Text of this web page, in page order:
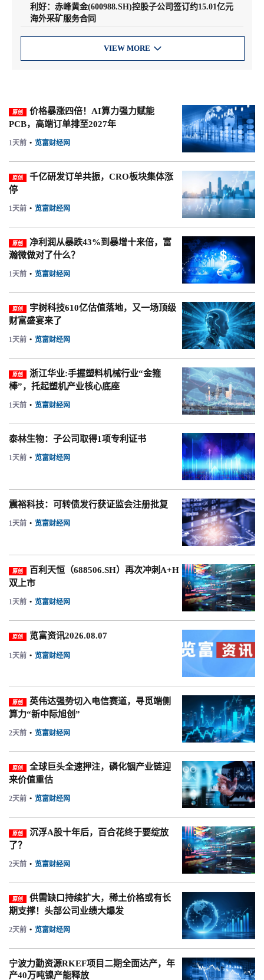
利好：赤峰黄金(600988.SH)控股子公司签订约15.01亿元
海外采矿服务合同
VIEW MORE 
原创
价格暴涨四倍！AI算力强力赋能
PCB，高端订单排至2027年
1天前 • 览富财经网
原创
千亿研发订单共振，CRO板块集体涨
停
1天前 • 览富财经网
原创
净利润从暴跌43%到暴增十来倍，富
瀚微做对了什么？
1天前 • 览富财经网
原创
宇树科技610亿估值落地，又一场顶级
财富盛宴来了
1天前 • 览富财经网
原创
浙江华业:手握塑料机械行业“金箍
棒”，托起塑机产业核心底座
1天前 • 览富财经网
泰林生物：子公司取得1项专利证书
1天前 • 览富财经网
震裕科技：可转债发行获证监会注册批复
1天前 • 览富财经网
原创
百利天恒（688506.SH）再次冲刺A+H
双上市
1天前 • 览富财经网
原创 览富资讯2026.08.07
1天前 • 览富财经网
原创
英伟达强势切入电信赛道，寻觅端侧
算力“新中际旭创”
2天前 • 览富财经网
原创
全球巨头全速押注，磷化铟产业链迎
来价值重估
2天前 • 览富财经网
原创
沉浮A股十年后，百合花终于要绽放
了？
2天前 • 览富财经网
原创
供需缺口持续扩大，稀土价格或有长
期支撑！头部公司业绩大爆发
2天前 • 览富财经网
宁波力勤资源RKEF项目二期全面达产，年
产40万吨镍产能释放